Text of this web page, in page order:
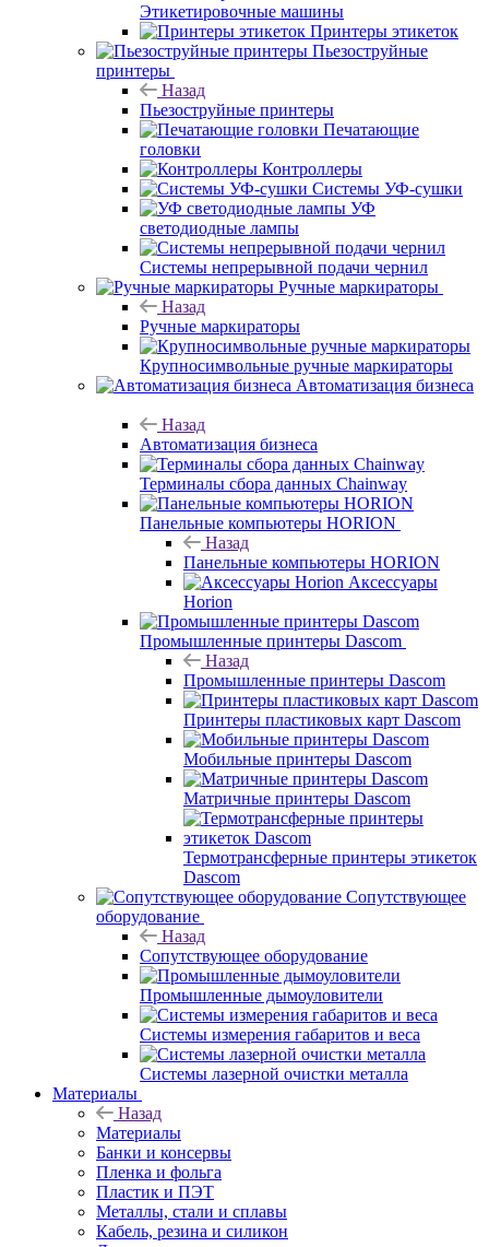
Этикетировочные машины
Принтеры этикеток
Пьезоструйные
принтеры
Назад
Пьезоструйные принтеры
Печатающие
головки
Контроллеры
Системы УФ-сушки
УФ
светодиодные лампы
Системы непрерывной подачи чернил
Ручные маркираторы
Назад
Ручные маркираторы
Крупносимвольные ручные маркираторы
Автоматизация бизнеса
Назад
Автоматизация бизнеса
Терминалы сбора данных Chainway
Панельные компьютеры HORION
Назад
Панельные компьютеры HORION
Аксессуары
Horion
Промышленные принтеры Dascom
Назад
Промышленные принтеры Dascom
Принтеры пластиковых карт Dascom
Мобильные принтеры Dascom
Матричные принтеры Dascom
Термотрансферные принтеры этикеток
Dascom
Сопутствующее
оборудование
Назад
Сопутствующее оборудование
Промышленные дымоуловители
Системы измерения габаритов и веса
Системы лазерной очистки металла
Материалы
Назад
Материалы
Банки и консервы
Пленка и фольга
Пластик и ПЭТ
Металлы, стали и сплавы
Кабель, резина и силикон